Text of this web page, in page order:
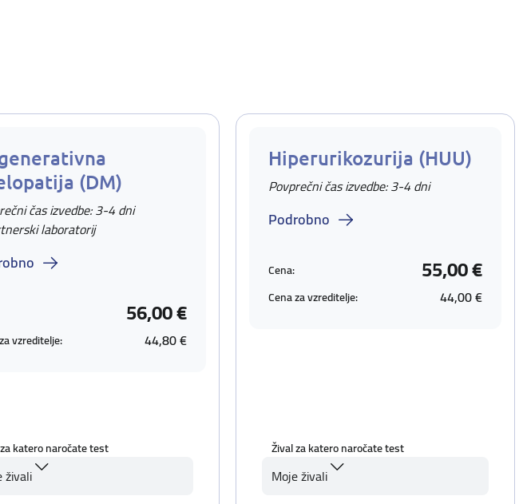
(DM)
čas izvedbe: 3-4 dni
laboratorij
56,00 €
vzreditelje: 44,80 €
katero naročate test
živali
Hiperurikozurija (HUU)
Povprečni čas izvedbe: 3-4 dni
Podrobno
Cena: 55,00 €
Cena za vzreditelje: 44,00 €
Žival za katero naročate test
Moje živali